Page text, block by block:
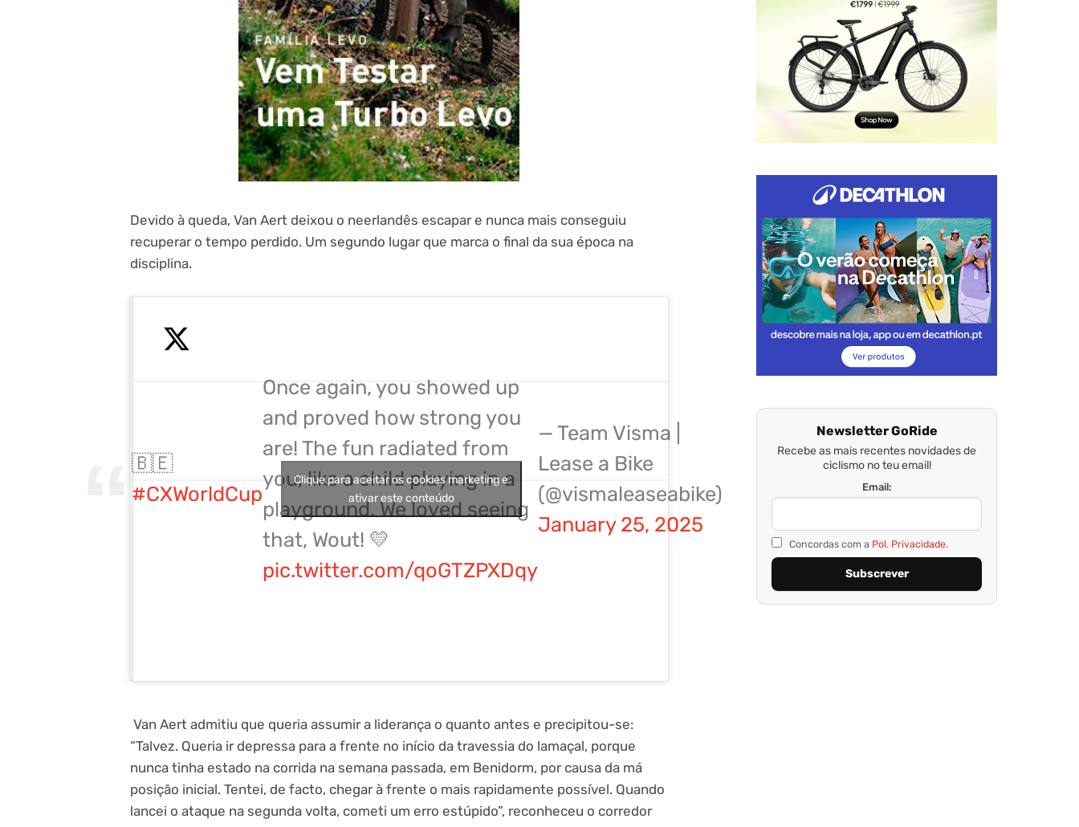
Devido à queda, Van Aert deixou o neerlandês escapar e nunca mais conseguiu
recuperar o tempo perdido. Um segundo lugar que marca o final da sua época na
disciplina.
🇧🇪
#CXWorldCup
Once again, you showed up
and proved how strong you
are! The fun radiated from
you, like a child playing in a
playground. We loved seeing
that, Wout! 💛
pic.twitter.com/qoGTZPXDqy
— Team Visma |
Lease a Bike
(@vismaleaseabike)
January 25, 2025
Clique para aceitar os cookies marketing e
ativar este conteúdo
Van Aert admitiu que queria assumir a liderança o quanto antes e precipitou-se:
“Talvez. Queria ir depressa para a frente no início da travessia do lamaçal, porque
nunca tinha estado na corrida na semana passada, em Benidorm, por causa da má
posição inicial. Tentei, de facto, chegar à frente o mais rapidamente possível. Quando
lancei o ataque na segunda volta, cometi um erro estúpido”, reconheceu o corredor
Newsletter GoRide
Recebe as mais recentes novidades de
ciclismo no teu email!
Email:
Concordas com a Pol. Privacidade.